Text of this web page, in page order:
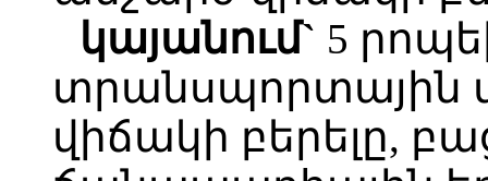
կայանում` 5
տրանսպորտային
վիճակի բերելը,